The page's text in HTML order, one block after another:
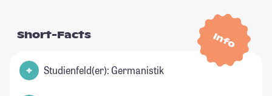
Info
Short-Facts
Studienfeld(er): Germanistik